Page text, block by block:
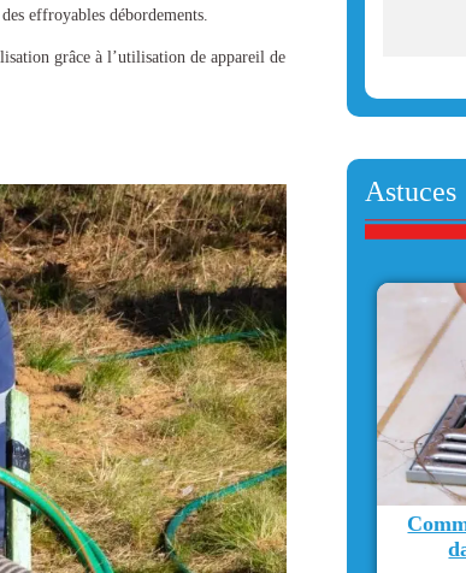
effroyables débordements.
grâce à l’utilisation de appareil de
Astuces